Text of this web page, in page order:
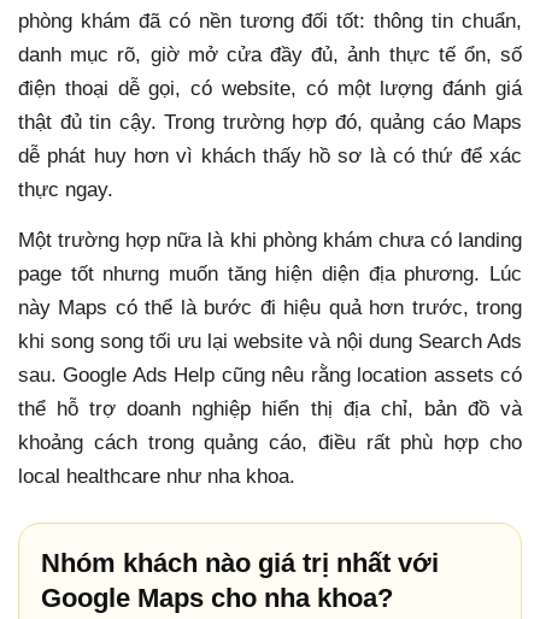
phòng khám đã có nền tương đối tốt: thông tin chuẩn,
danh mục rõ, giờ mở cửa đầy đủ, ảnh thực tế ổn, số
điện thoại dễ gọi, có website, có một lượng đánh giá
thật đủ tin cậy. Trong trường hợp đó, quảng cáo Maps
dễ phát huy hơn vì khách thấy hồ sơ là có thứ để xác
thực ngay.
Một trường hợp nữa là khi phòng khám chưa có landing
page tốt nhưng muốn tăng hiện diện địa phương. Lúc
này Maps có thể là bước đi hiệu quả hơn trước, trong
khi song song tối ưu lại website và nội dung Search Ads
sau. Google Ads Help cũng nêu rằng location assets có
thể hỗ trợ doanh nghiệp hiển thị địa chỉ, bản đồ và
khoảng cách trong quảng cáo, điều rất phù hợp cho
local healthcare như nha khoa.
Nhóm khách nào giá trị nhất với
Google Maps cho nha khoa?